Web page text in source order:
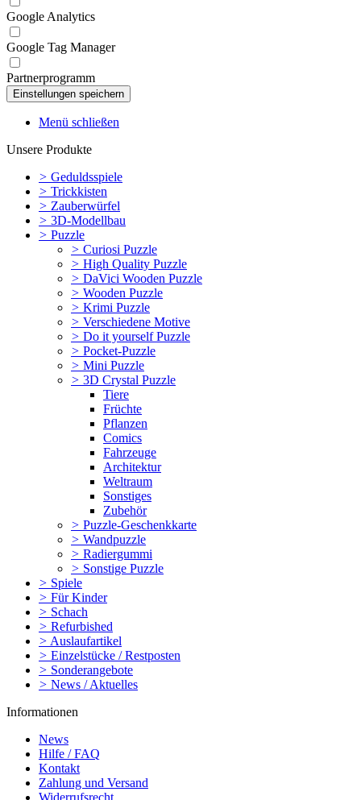
Google Analytics
Google Tag Manager
Partnerprogramm
Menü schließen
Unsere Produkte
> Geduldsspiele
> Trickkisten
> Zauberwürfel
> 3D-Modellbau
> Puzzle
> Curiosi Puzzle
> High Quality Puzzle
> DaVici Wooden Puzzle
> Wooden Puzzle
> Krimi Puzzle
> Verschiedene Motive
> Do it yourself Puzzle
> Pocket-Puzzle
> Mini Puzzle
> 3D Crystal Puzzle
Tiere
Früchte
Pflanzen
Comics
Fahrzeuge
Architektur
Weltraum
Sonstiges
Zubehör
> Puzzle-Geschenkkarte
> Wandpuzzle
> Radiergummi
> Sonstige Puzzle
> Spiele
> Für Kinder
> Schach
> Refurbished
> Auslaufartikel
> Einzelstücke / Restposten
> Sonderangebote
> News / Aktuelles
Informationen
News
Hilfe / FAQ
Kontakt
Zahlung und Versand
Widerrufsrecht